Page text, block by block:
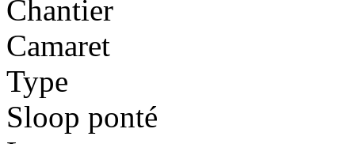
Chantier
Camaret
Type
Sloop ponté